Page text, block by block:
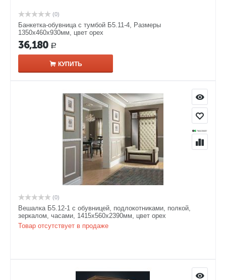
(0)
Банкетка-обувница с тумбой Б5.11-4, Размеры
1350х460х930мм, цвет орех
36,180 Р
КУПИТЬ
(0)
Вешалка Б5.12-1 с обувницей, подлокотниками, полкой,
зеркалом, часами, 1415х560х2390мм, цвет орех
Товар отсутствует в продаже